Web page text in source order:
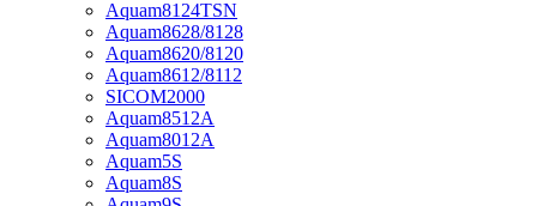
Aquam8124TSN
Aquam8628/8128
Aquam8620/8120
Aquam8612/8112
SICOM2000
Aquam8512A
Aquam8012A
Aquam5S
Aquam8S